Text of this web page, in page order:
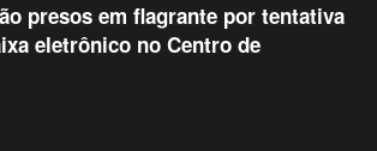
presos em flagrante por tentativa
eletrônico no Centro de